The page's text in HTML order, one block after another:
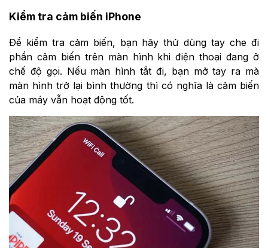
Kiểm tra cảm biến iPhone
Để kiểm tra cảm biến, bạn hãy thử dùng tay che đi
phần cảm biến trên màn hình khi điện thoại đang ở
chế độ gọi. Nếu màn hình tắt đi, bạn mở tay ra mà
màn hình trở lại bình thường thì có nghĩa là cảm biến
của máy vẫn hoạt động tốt.